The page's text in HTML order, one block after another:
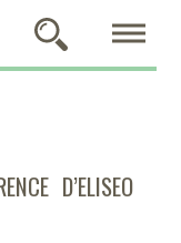
D’ELISEO